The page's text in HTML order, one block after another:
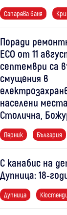
Сапарева баня
Поради
ЕСО от 11
септември са
смущения в
населени
Столична,
Перник България
С канабис на
Дупница: 18-
Дупница